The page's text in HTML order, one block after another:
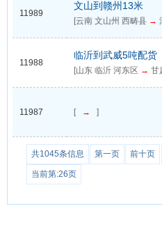
11989
文山到赣州13米
[云南 文山州 西畴县 →
11988
临沂到武威5吨配货
[山东 临沂 河东区 → 甘
11987 [ → ]
共1045条信息 第一页 前十页
当前第:26页